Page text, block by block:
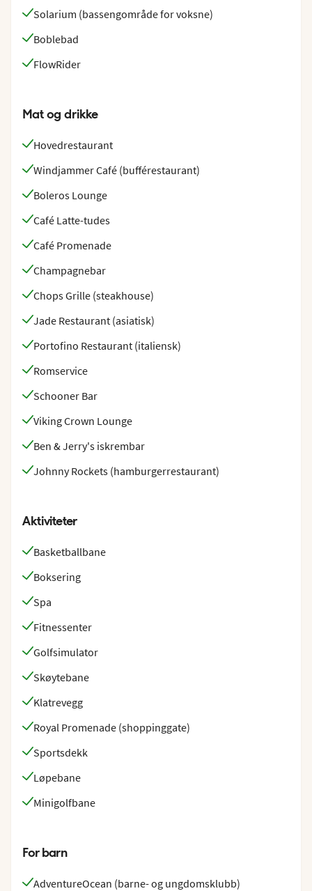
Solarium (bassengområde for voksne)
Boblebad
FlowRider
Mat og drikke
Hovedrestaurant
Windjammer Café (bufférestaurant)
Boleros Lounge
Café Latte-tudes
Café Promenade
Champagnebar
Chops Grille (steakhouse)
Jade Restaurant (asiatisk)
Portofino Restaurant (italiensk)
Romservice
Schooner Bar
Viking Crown Lounge
Ben & Jerry's iskrembar
Johnny Rockets (hamburgerrestaurant)
Aktiviteter
Basketballbane
Boksering
Spa
Fitnessenter
Golfsimulator
Skøytebane
Klatrevegg
Royal Promenade (shoppinggate)
Sportsdekk
Løpebane
Minigolfbane
For barn
AdventureOcean (barne- og ungdomsklubb)